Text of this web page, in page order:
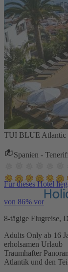
TUI BLUE Atlantic
Spanien -
Für dieses Hotel
von 86% vor
8-tägige Flugreise,
Adults Only ab 16
erholsamen Urlaub
Traumhafter
Atlantik und den